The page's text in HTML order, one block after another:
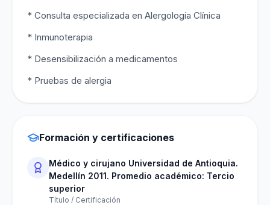
* Consulta especializada en Alergología Clínica
* Inmunoterapia
* Desensibilización a medicamentos
* Pruebas de alergia
Formación y certificaciones
Médico y cirujano Universidad de Antioquia.
Medellín 2011. Promedio académico: Tercio
superior
Título / Certificación